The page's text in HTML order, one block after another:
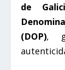
de
(DOP),